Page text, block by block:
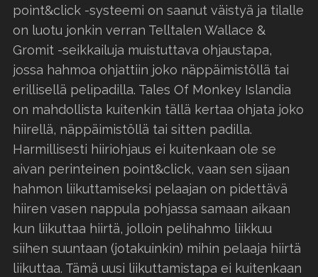
point&click -systeemi on saanut väistyä ja tilalle
on luotu jonkin verran Telltalen Wallace &
Gromit -seikkailuja muistuttava ohjaustapa,
jossa hahmoa ohjattiin joko näppäimistöllä tai
erillisellä pelipadilla. Tales Of Monkey Islandia
on mahdollista kuitenkin tällä kertaa ohjata joko
hiirellä, näppäimistöllä tai sitten padilla.
Harmillisesti hiiriohjaus ei kuitenkaan ole se
aivan perinteinen point&click, vaan sen sijaan
hahmon liikuttamiseksi pelaajan on pidettävä
hiiren vasen nappula pohjassa samaan aikaan
kun liikuttaa hiirtä, jolloin pelihahmo liikkuu
siihen suuntaan (jotakuinkin) mihin pelaaja hiirtä
liikuttaa. Tämä uusi liikuttamistapa ei kuitenkaan